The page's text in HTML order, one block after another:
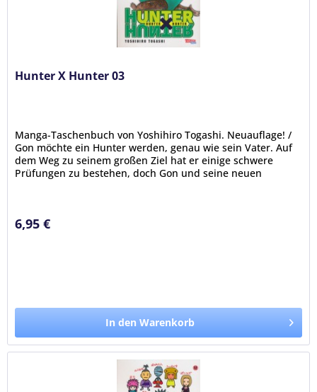
Hunter X Hunter 03
Manga-Taschenbuch von Yoshihiro Togashi. Neuauflage! /
Gon möchte ein Hunter werden, genau wie sein Vater. Auf
dem Weg zu seinem großen Ziel hat er einige schwere
Prüfungen zu bestehen, doch Gon und seine neuen
6,95 €
In den Warenkorb